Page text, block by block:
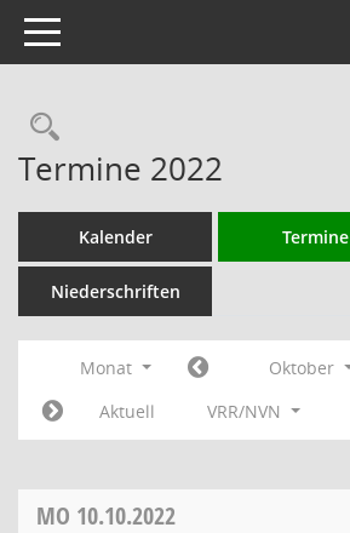
Toggle navigation
Rechercheauswahl
Termine 2022
Kalender Termine
Niederschriften
Monat Oktober
Aktuell
VRR/NVN
MO 10.10.2022